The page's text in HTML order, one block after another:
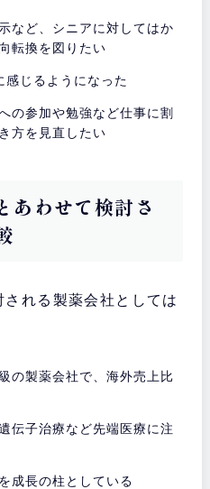
など、シニアに対してはか
転換を図りたい
感じるようになった
の参加や勉強など仕事に割
方を見直したい
あわせて検討さ
れる製薬会社としては
の製薬会社で、海外売上比
伝子治療など先端医療に注
成長の柱としている